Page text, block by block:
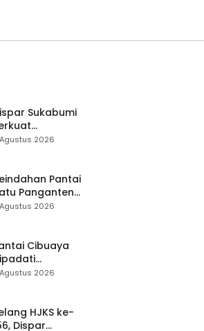
Sukabumi
hingga
Evakuasi
2026
Pantai
Panganten
Dilirik
2026
Cibuaya
2026
HJKS ke-
Dispar